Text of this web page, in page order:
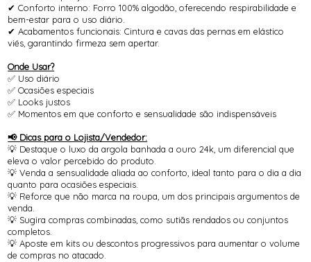
✔ Conforto interno: Forro 100% algodão, oferecendo respirabilidade e
bem-estar para o uso diário.
✔ Acabamentos funcionais: Cintura e cavas das pernas em elástico
viés, garantindo firmeza sem apertar.
Onde Usar?
✅ Uso diário
✅ Ocasiões especiais
✅ Looks justos
✅ Momentos em que conforto e sensualidade são indispensáveis
📢 Dicas para o Lojista/Vendedor:
💡 Destaque o luxo da argola banhada a ouro 24k, um diferencial que
eleva o valor percebido do produto.
💡 Venda a sensualidade aliada ao conforto, ideal tanto para o dia a dia
quanto para ocasiões especiais.
💡 Reforce que não marca na roupa, um dos principais argumentos de
venda.
💡 Sugira compras combinadas, como sutiãs rendados ou conjuntos
completos.
💡 Aposte em kits ou descontos progressivos para aumentar o volume
de compras no atacado.